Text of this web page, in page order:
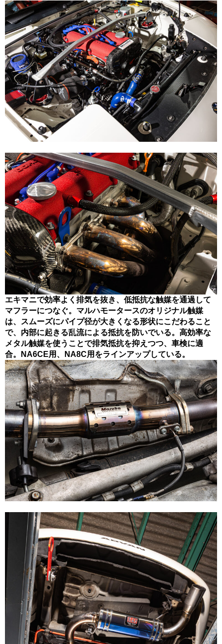
エキマニで効率よく排気を抜き、低抵抗な触媒を通過して
マフラーにつなぐ。マルハモータースのオリジナル触媒
は、スムーズにパイプ径が大きくなる形状にこだわること
で、内部に起きる乱流による抵抗を防いでいる。高効率な
メタル触媒を使うことで排気抵抗を抑えつつ、車検に適
合。NA6CE用、NA8C用をラインアップしている。